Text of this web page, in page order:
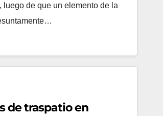
luego de que un elemento de la
de traspatio en